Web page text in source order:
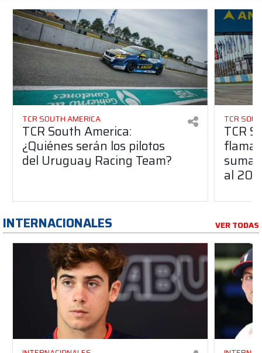
TCR SOUTH AMERICA
TCR South America:
¿Quiénes serán los pilotos
del Uruguay Racing Team?
TCR
TCR
suma
al
INTERNACIONALES VER TODAS